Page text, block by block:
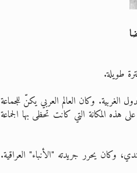
طويلة.
الغربية. وكان العالم العربي يكنّ للجماعة
هذه المكانة التي كانت تحظى بها الجماعة
وكان يحرر جريدته "الأنباء" العراقية.